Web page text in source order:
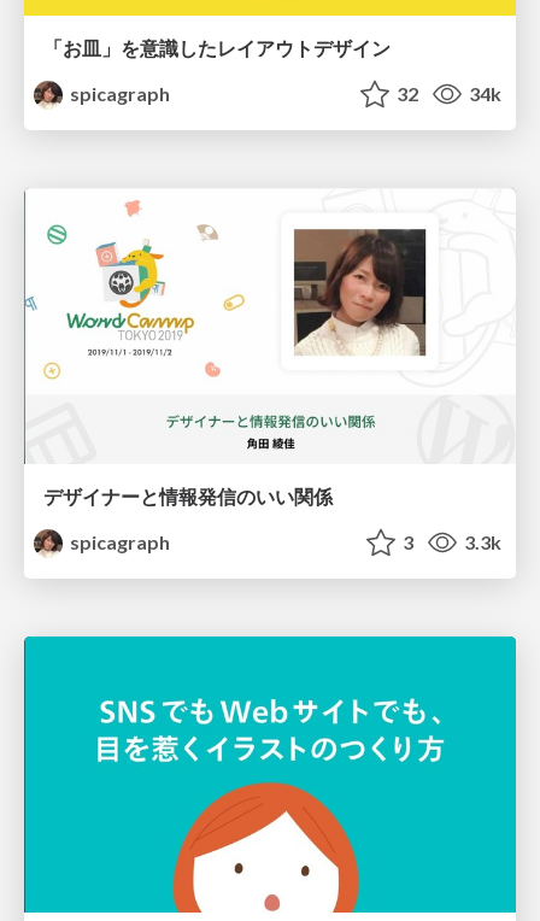
「お皿」を意識したレイアウトデザイン
spicagraph
32 34k
デザイナーと情報発信のいい関係
spicagraph
3 3.3k